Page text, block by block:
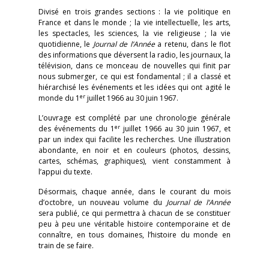
Divisé en trois grandes sections : la vie politique en
France et dans le monde ; la vie intellectuelle, les arts,
les spectacles, les sciences, la vie religieuse ; la vie
quotidienne, le Journal de l’Annéea retenu, dans le flot
des informations que déversent la radio, les journaux, la
télévision, dans ce monceau de nouvelles qui finit par
nous submerger, ce qui est fondamental ; il a classé et
hiérarchisé les événements et les idées qui ont agité le
monde du 1 er juillet 1966 au 30 juin 1967.
L’ouvrage est complété par une chronologie générale
des événements du 1er juillet 1966 au 30 juin 1967, et
par un index qui facilite les recherches. Une illustration
abondante, en noir et en couleurs (photos, dessins,
cartes, schémas, graphiques), vient constamment à
l’appui du texte.
Désormais, chaque année, dans le courant du mois
d’octobre, un nouveau volume du Journal de l’Année
sera publié, ce qui permettra à chacun de se constituer
peu à peu une véritable histoire contemporaine et de
connaître, en tous domaines, l’histoire du monde en
train de se faire.